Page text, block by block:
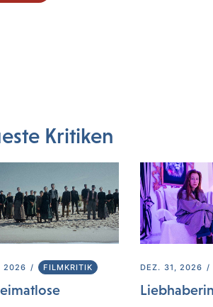
Kritiken
2026 FILMKRITIK DEZ. 31, 2026